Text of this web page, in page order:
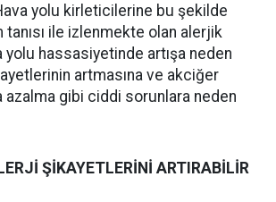
yolu kirleticilerine bu şekilde
tanısı ile izlenmekte olan alerjik
hassasiyetinde artışa neden
artmasına ve akciğer
azalma gibi ciddi sorunlara neden
ŞİKAYETLERİNİ ARTIRABİLİR